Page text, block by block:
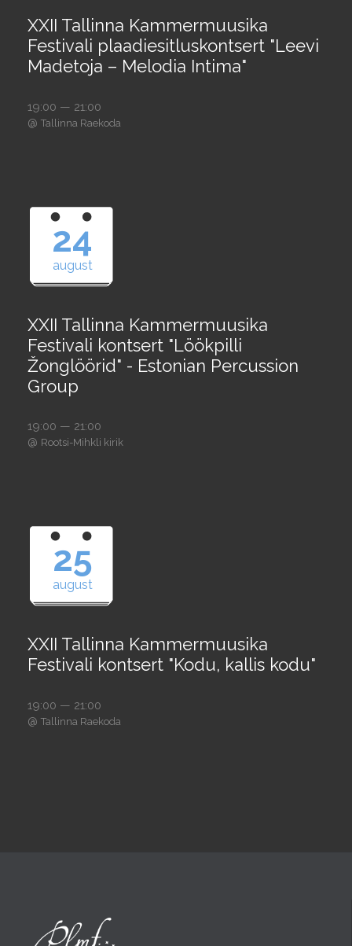
XXII Tallinna Kammermuusika
Festivali plaadiesitluskontsert "Leevi
Madetoja – Melodia Intima"
19:00 — 21:00
@ Tallinna Raekoda
24
august
XXII Tallinna Kammermuusika
Festivali kontsert "Löökpilli
Žonglöörid" - Estonian Percussion
Group
19:00 — 21:00
@ Rootsi-Mihkli kirik
25
august
XXII Tallinna Kammermuusika
Festivali kontsert "Kodu, kallis kodu"
19:00 — 21:00
@ Tallinna Raekoda